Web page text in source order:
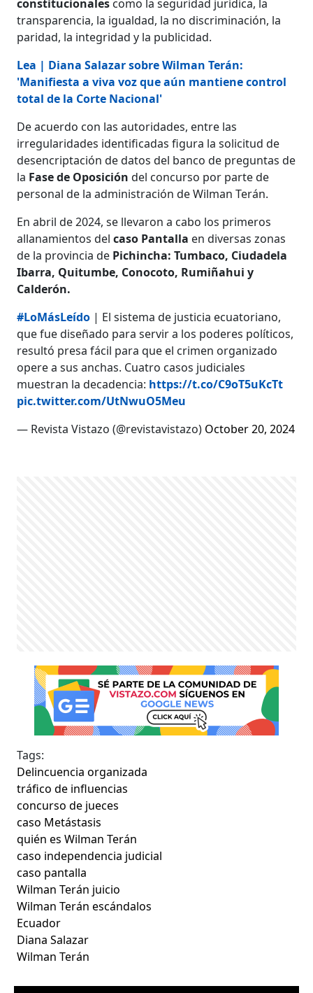
constitucionales como la seguridad jurídica, la
transparencia, la igualdad, la no discriminación, la
paridad, la integridad y la publicidad.
Lea | Diana Salazar sobre Wilman Terán:
'Manifiesta a viva voz que aún mantiene control
total de la Corte Nacional'
De acuerdo con las autoridades, entre las
irregularidades identificadas figura la solicitud de
desencriptación de datos del banco de preguntas de
la Fase de Oposicióndel concurso por parte de
personal de la administración de Wilman Terán.
En abril de 2024, se llevaron a cabo los primeros
allanamientos delcaso Pantalla en diversas zonas
de la provincia de Pichincha: Tumbaco, Ciudadela
Ibarra, Quitumbe, Conocoto, Rumiñahui y
Calderón.
#LoMásLeído | El sistema de justicia ecuatoriano,
que fue diseñado para servir a los poderes políticos,
resultó presa fácil para que el crimen organizado
opere a sus anchas. Cuatro casos judiciales
muestran la decadencia: https://t.co/C9oT5uKcTt
pic.twitter.com/UtNwuO5Meu
— Revista Vistazo (@revistavistazo) October 20, 2024
Tags:
Delincuencia organizada
tráfico de influencias
concurso de jueces
caso Metástasis
quién es Wilman Terán
caso independencia judicial
caso pantalla
Wilman Terán juicio
Wilman Terán escándalos
Ecuador
Diana Salazar
Wilman Terán